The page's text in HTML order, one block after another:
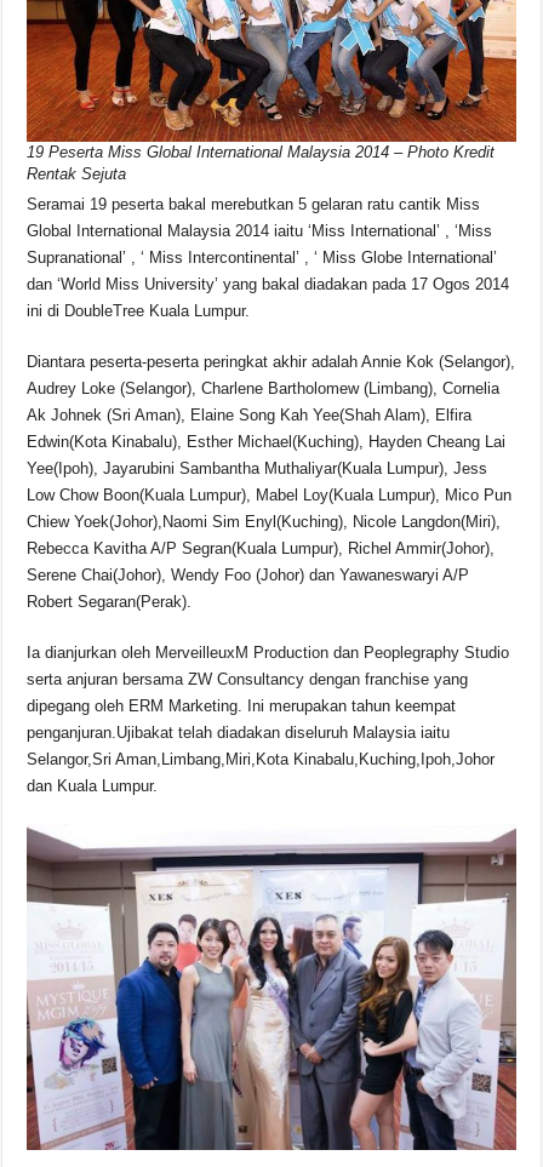
o
k
p
p
s
n
k
19 Peserta Miss Global International Malaysia 2014 – Photo Kredit
Rentak Sejuta
Seramai 19 peserta bakal merebutkan 5 gelaran ratu cantik Miss
Global International Malaysia 2014 iaitu ‘Miss International’ , ‘Miss
Supranational’ , ‘ Miss Intercontinental’ , ‘ Miss Globe International’
dan ‘World Miss University’ yang bakal diadakan pada 17 Ogos 2014
ini di DoubleTree Kuala Lumpur.
Diantara peserta-peserta peringkat akhir adalah Annie Kok (Selangor),
Audrey Loke (Selangor), Charlene Bartholomew (Limbang), Cornelia
Ak Johnek (Sri Aman), Elaine Song Kah Yee(Shah Alam), Elfira
Edwin(Kota Kinabalu), Esther Michael(Kuching), Hayden Cheang Lai
Yee(Ipoh), Jayarubini Sambantha Muthaliyar(Kuala Lumpur), Jess
Low Chow Boon(Kuala Lumpur), Mabel Loy(Kuala Lumpur), Mico Pun
Chiew Yoek(Johor),Naomi Sim Enyl(Kuching), Nicole Langdon(Miri),
Rebecca Kavitha A/P Segran(Kuala Lumpur), Richel Ammir(Johor),
Serene Chai(Johor), Wendy Foo (Johor) dan Yawaneswaryi A/P
Robert Segaran(Perak).
Ia dianjurkan oleh MerveilleuxM Production dan Peoplegraphy Studio
serta anjuran bersama ZW Consultancy dengan franchise yang
dipegang oleh ERM Marketing. Ini merupakan tahun keempat
penganjuran.Ujibakat telah diadakan diseluruh Malaysia iaitu
Selangor,Sri Aman,Limbang,Miri,Kota Kinabalu,Kuching,Ipoh,Johor
dan Kuala Lumpur.